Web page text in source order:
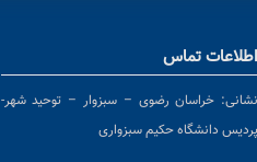
تماس
خراسان رضوی – سبزوار – توحید شهر-
دانشگاه حکیم سبزواری